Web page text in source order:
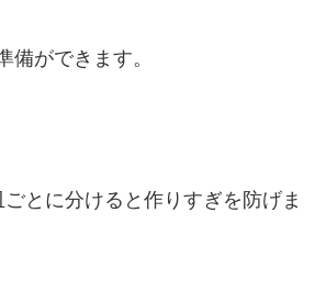
ができます。
とに分けると作りすぎを防げま